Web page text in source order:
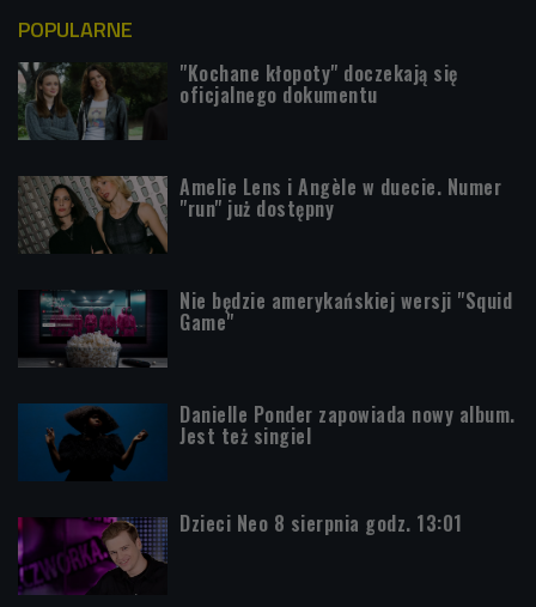
POPULARNE
"Kochane kłopoty" doczekają się
oficjalnego dokumentu
Amelie Lens i Angèle w duecie. Numer
"run" już dostępny
Nie będzie amerykańskiej wersji "Squid
Game"
Danielle Ponder zapowiada nowy album.
Jest też singiel
Dzieci Neo 8 sierpnia godz. 13:01